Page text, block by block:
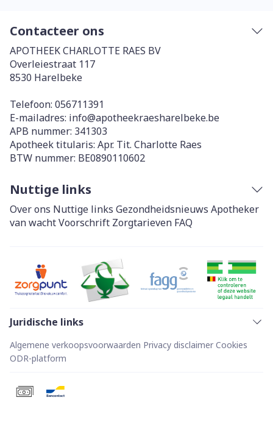
Contacteer ons
APOTHEEK CHARLOTTE RAES BV
Overleiestraat 117
8530 Harelbeke
Telefoon: 056711391
E-mailadres: info@apotheekraesharelbeke.be
APB nummer: 341303
Apotheek titularis: Apr. Tit. Charlotte Raes
BTW nummer: BE0890110602
Nuttige links
Over ons Nuttige links Gezondheidsnieuws Apotheker
van wachtVoorschrift Zorgtarieven FAQ
Juridische links
Algemene verkoopsvoorwaarden Privacy disclaimer Cookies
ODR-platform